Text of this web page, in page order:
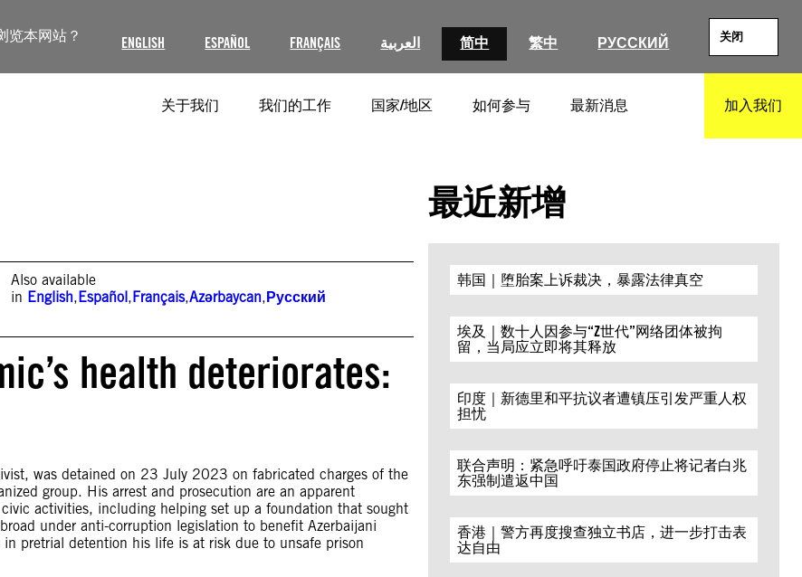
览本网站？ ENGLISH ESPAÑOL FRANÇAIS العربية 简中 繁中 РУССКИЙ 关闭
关于我们 我们的工作 国家/地区 如何参与 最新消息 加入我们
Also available
in English,Español,Français,Azərbaycan,Русский
health deteriorates:
was detained on 23 July 2023 on fabricated charges of the
group. His arrest and prosecution are an apparent
activities, including helping set up a foundation that sought
under anti-corruption legislation to benefit Azerbaijani
pretrial detention his life is at risk due to unsafe prison
最近新增
韩国｜堕胎案上诉裁决，暴露法律真空
埃及｜数十人因参与“Z世代”网络团体被拘
留，当局应立即将其释放
印度｜新德里和平抗议者遭镇压引发严重人权
担忧
联合声明：紧急呼吁泰国政府停止将记者白兆
东强制遣返中国
香港｜警方再度搜查独立书店，进一步打击表
达自由